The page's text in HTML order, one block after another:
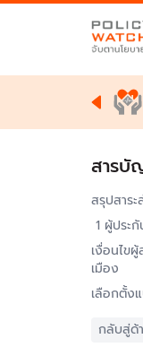
สารบั
สรุปสาร
1 ผู้ประ
เงื่อนไข
เมือง
เลือกตั้ง
กลับสู่ด้